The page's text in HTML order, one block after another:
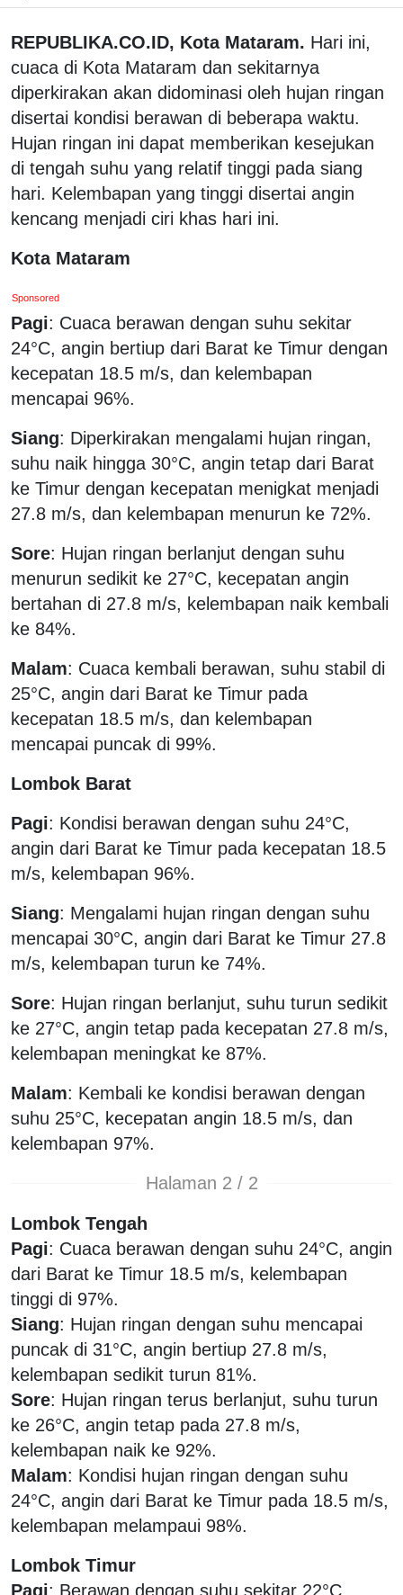
REPUBLIKA.CO.ID, Kota Mataram. Hari ini,
cuaca di Kota Mataram dan sekitarnya
diperkirakan akan didominasi oleh hujan ringan
disertai kondisi berawan di beberapa waktu.
Hujan ringan ini dapat memberikan kesejukan
di tengah suhu yang relatif tinggi pada siang
hari. Kelembapan yang tinggi disertai angin
kencang menjadi ciri khas hari ini.
Kota Mataram
Sponsored
Pagi: Cuaca berawan dengan suhu sekitar
24°C, angin bertiup dari Barat ke Timur dengan
kecepatan 18.5 m/s, dan kelembapan
mencapai 96%.
Siang: Diperkirakan mengalami hujan ringan,
suhu naik hingga 30°C, angin tetap dari Barat
ke Timur dengan kecepatan menigkat menjadi
27.8 m/s, dan kelembapan menurun ke 72%.
Sore: Hujan ringan berlanjut dengan suhu
menurun sedikit ke 27°C, kecepatan angin
bertahan di 27.8 m/s, kelembapan naik kembali
ke 84%.
Malam: Cuaca kembali berawan, suhu stabil di
25°C, angin dari Barat ke Timur pada
kecepatan 18.5 m/s, dan kelembapan
mencapai puncak di 99%.
Lombok Barat
Pagi: Kondisi berawan dengan suhu 24°C,
angin dari Barat ke Timur pada kecepatan 18.5
m/s, kelembapan 96%.
Siang: Mengalami hujan ringan dengan suhu
mencapai 30°C, angin dari Barat ke Timur 27.8
m/s, kelembapan turun ke 74%.
Sore: Hujan ringan berlanjut, suhu turun sedikit
ke 27°C, angin tetap pada kecepatan 27.8 m/s,
kelembapan meningkat ke 87%.
Malam: Kembali ke kondisi berawan dengan
suhu 25°C, kecepatan angin 18.5 m/s, dan
kelembapan 97%.
Halaman 2 / 2
Lombok Tengah
Pagi: Cuaca berawan dengan suhu 24°C, angin
dari Barat ke Timur 18.5 m/s, kelembapan
tinggi di 97%.
Siang: Hujan ringan dengan suhu mencapai
puncak di 31°C, angin bertiup 27.8 m/s,
kelembapan sedikit turun 81%.
Sore: Hujan ringan terus berlanjut, suhu turun
ke 26°C, angin tetap pada 27.8 m/s,
kelembapan naik ke 92%.
Malam: Kondisi hujan ringan dengan suhu
24°C, angin dari Barat ke Timur pada 18.5 m/s,
kelembapan melampaui 98%.
Lombok Timur
Pagi: Berawan dengan suhu sekitar 22°C,